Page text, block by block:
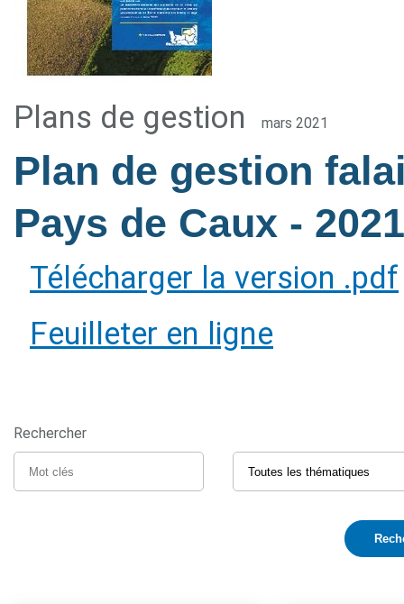
Plans de gestion mars 2021
Plan de gestion
Pays de Caux - 2021
Télécharger la version .pdf
Feuilleter en ligne
Rechercher